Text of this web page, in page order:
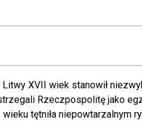
XVII wiek stanowił
Rzeczpospolitę jako
tętniła niepowtarzalnym